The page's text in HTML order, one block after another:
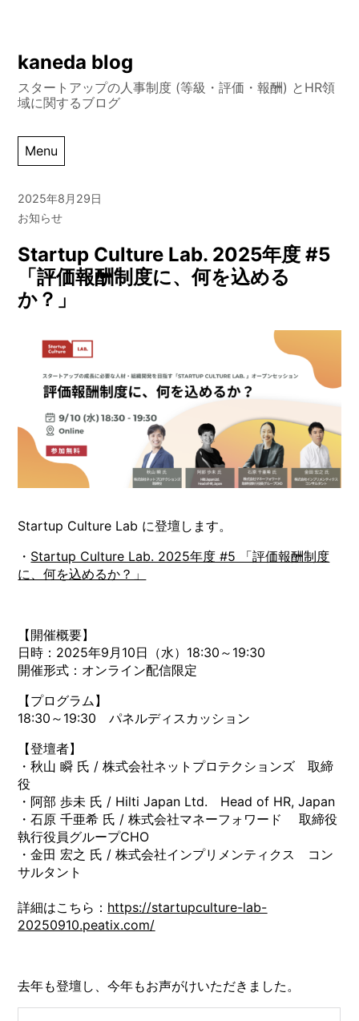
Skip
content
kaneda blog
スタートアップの人事制度 (等級・評価・報酬) とHR領
域に関するブログ
Menu
2025年8月29日
お知らせ
Startup Culture Lab. 2025年度 #5
「評価報酬制度に、何を込める
か？」
Startup Culture Lab に登壇します。
・ Startup Culture Lab. 2025年度 #5 「評価報酬制度
に、何を込めるか？」
【開催概要】
日時：2025年9月10日（水）18:30～19:30
開催形式：オンライン配信限定
【プログラム】
18:30～19:30 パネルディスカッション
【登壇者】
・秋山 瞬 氏 / 株式会社ネットプロテクションズ 取締
役
・阿部 歩未 氏 / Hilti Japan Ltd. Head of HR, Japan
・石原 千亜希 氏 / 株式会社マネーフォワード 取締役
執行役員グループCHO
・金田 宏之 氏 / 株式会社インプリメンティクス コン
サルタント
詳細はこちら： https://startupculture-lab-
20250910.peatix.com/
去年も登壇し、今年もお声がけいただきました。